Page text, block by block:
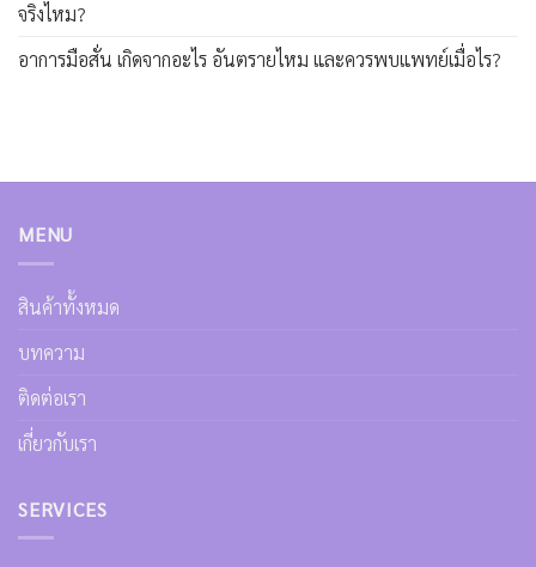
จริงไหม?
อาการมือสั่น เกิดจากอะไร อันตรายไหม และควรพบแพทย์เมื่อไร?
MENU
สินค้าทั้งหมด
บทความ
ติดต่อเรา
เกี่ยวกับเรา
SERVICES